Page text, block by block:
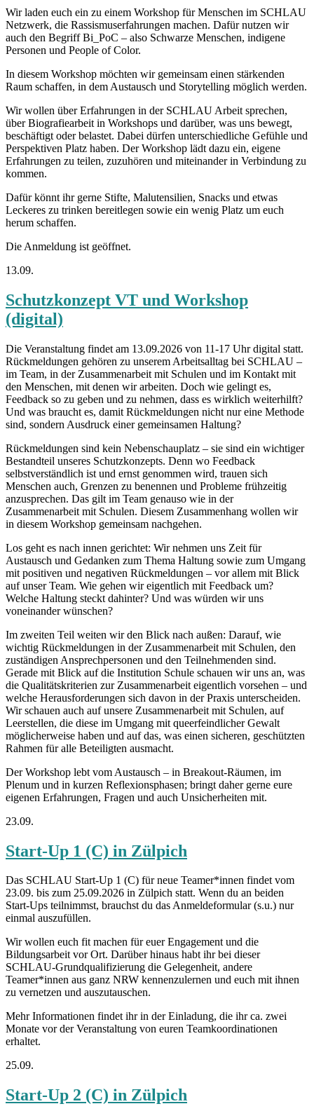
Wir laden euch ein zu einem Workshop für Menschen im SCHLAU
Netzwerk, die Rassismuserfahrungen machen. Dafür nutzen wir
auch den Begriff Bi_PoC – also Schwarze Menschen, indigene
Personen und People of Color.
In diesem Workshop möchten wir gemeinsam einen stärkenden
Raum schaffen, in dem Austausch und Storytelling möglich werden.
Wir wollen über Erfahrungen in der SCHLAU Arbeit sprechen,
über Biografiearbeit in Workshops und darüber, was uns bewegt,
beschäftigt oder belastet. Dabei dürfen unterschiedliche Gefühle und
Perspektiven Platz haben. Der Workshop lädt dazu ein, eigene
Erfahrungen zu teilen, zuzuhören und miteinander in Verbindung zu
kommen.
Dafür könnt ihr gerne Stifte, Malutensilien, Snacks und etwas
Leckeres zu trinken bereitlegen sowie ein wenig Platz um euch
herum schaffen.
Die Anmeldung ist geöffnet.
13.09.
Schutzkonzept VT und Workshop
(digital)
Die Veranstaltung findet am 13.09.2026 von 11-17 Uhr digital statt.
Rückmeldungen gehören zu unserem Arbeitsalltag bei SCHLAU –
im Team, in der Zusammenarbeit mit Schulen und im Kontakt mit
den Menschen, mit denen wir arbeiten. Doch wie gelingt es,
Feedback so zu geben und zu nehmen, dass es wirklich weiterhilft?
Und was braucht es, damit Rückmeldungen nicht nur eine Methode
sind, sondern Ausdruck einer gemeinsamen Haltung?
Rückmeldungen sind kein Nebenschauplatz – sie sind ein wichtiger
Bestandteil unseres Schutzkonzepts. Denn wo Feedback
selbstverständlich ist und ernst genommen wird, trauen sich
Menschen auch, Grenzen zu benennen und Probleme frühzeitig
anzusprechen. Das gilt im Team genauso wie in der
Zusammenarbeit mit Schulen. Diesem Zusammenhang wollen wir
in diesem Workshop gemeinsam nachgehen.
Los geht es nach innen gerichtet: Wir nehmen uns Zeit für
Austausch und Gedanken zum Thema Haltung sowie zum Umgang
mit positiven und negativen Rückmeldungen – vor allem mit Blick
auf unser Team. Wie gehen wir eigentlich mit Feedback um?
Welche Haltung steckt dahinter? Und was würden wir uns
voneinander wünschen?
Im zweiten Teil weiten wir den Blick nach außen: Darauf, wie
wichtig Rückmeldungen in der Zusammenarbeit mit Schulen, den
zuständigen Ansprechpersonen und den Teilnehmenden sind.
Gerade mit Blick auf die Institution Schule schauen wir uns an, was
die Qualitätskriterien zur Zusammenarbeit eigentlich vorsehen – und
welche Herausforderungen sich davon in der Praxis unterscheiden.
Wir schauen auch auf unsere Zusammenarbeit mit Schulen, auf
Leerstellen, die diese im Umgang mit queerfeindlicher Gewalt
möglicherweise haben und auf das, was einen sicheren, geschützten
Rahmen für alle Beteiligten ausmacht.
Der Workshop lebt vom Austausch – in Breakout-Räumen, im
Plenum und in kurzen Reflexionsphasen; bringt daher gerne eure
eigenen Erfahrungen, Fragen und auch Unsicherheiten mit.
23.09.
Start-Up 1 (C) in Zülpich
Das SCHLAU Start-Up 1 (C) für neue Teamer*innen findet vom
23.09. bis zum 25.09.2026 in Zülpich statt. Wenn du an beiden
Start-Ups teilnimmst, brauchst du das Anmeldeformular (s.u.) nur
einmal auszufüllen.
Wir wollen euch fit machen für euer Engagement und die
Bildungsarbeit vor Ort. Darüber hinaus habt ihr bei dieser
SCHLAU-Grundqualifizierung die Gelegenheit, andere
Teamer*innen aus ganz NRW kennenzulernen und euch mit ihnen
zu vernetzen und auszutauschen.
Mehr Informationen findet ihr in der Einladung, die ihr ca. zwei
Monate vor der Veranstaltung von euren Teamkoordinationen
erhaltet.
25.09.
Start-Up 2 (C) in Zülpich